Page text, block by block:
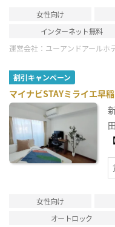
女性向け
インターネット無料
運営会社： ユーアンドアールホ
割引キャンペーン
マイナビSTAYミライエ早
田
女性向け
オートロック